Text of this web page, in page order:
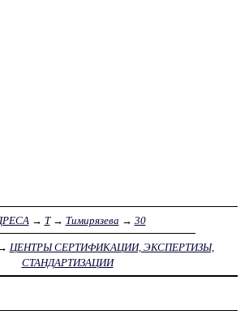
→ Т→ Тимирязева → 30
ЦЕНТРЫ СЕРТИФИКАЦИИ, ЭКСПЕРТИЗЫ,
СТАНДАРТИЗАЦИИ